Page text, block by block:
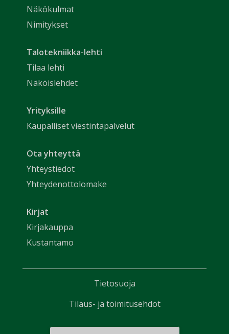
Näkökulmat
Nimitykset
Talotekniikka-lehti
Tilaa lehti
Näköislehdet
Yrityksille
Kaupalliset viestintäpalvelut
Ota yhteyttä
Yhteystiedot
Yhteydenottolomake
Kirjat
Kirjakauppa
Kustantamo
Tietosuoja
Tilaus- ja toimitusehdot